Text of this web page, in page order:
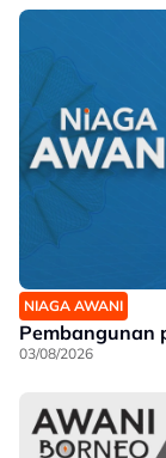
NIAGA AWANI
Pembangunan
03/08/2026